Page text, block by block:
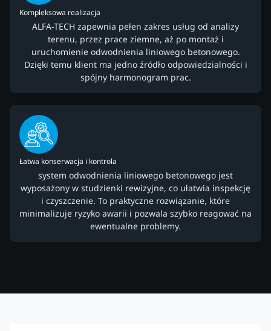
Kompleksowa realizacja
ALFA-TECH zapewnia pełen zakres usług od analizy
terenu, przez prace ziemne, aż po montaż i
uruchomienie odwodnienia liniowego betonowego.
Dzięki temu klient ma jedno źródło odpowiedzialności i
spójny harmonogram prac.
Łatwa konserwacja i kontrola
system odwodnienia liniowego betonowego jest
wyposażony w studzienki rewizyjne, co ułatwia inspekcję
i czyszczenie. To praktyczne rozwiązanie, które
minimalizuje ryzyko awarii i pozwala szybko reagować na
ewentualne problemy.